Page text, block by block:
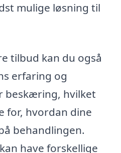
mulige løsning til
tilbud kan du også
erfaring og
beskæring, hvilket
for, hvordan dine
behandlingen.
have forskellige